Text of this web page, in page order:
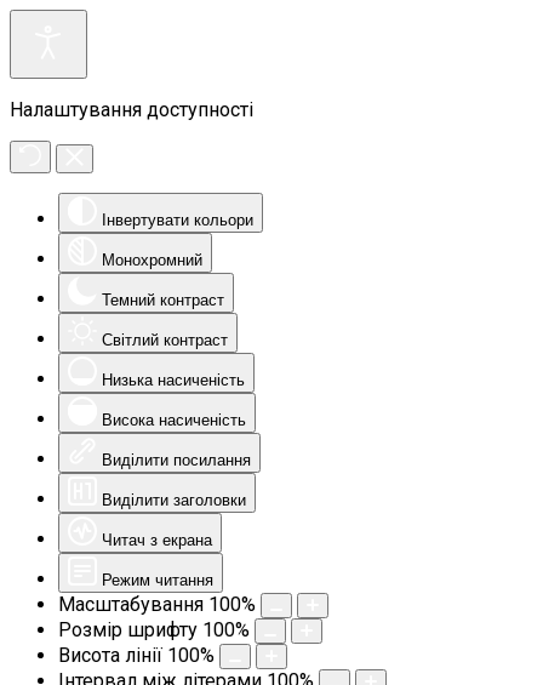
Налаштування доступності
Інвертувати кольори
Монохромний
Темний контраст
Світлий контраст
Низька насиченість
Висока насиченість
Виділити посилання
Виділити заголовки
Читач з екрана
Режим читання
Масштабування 100%
Розмір шрифту 100%
Висота лінії 100%